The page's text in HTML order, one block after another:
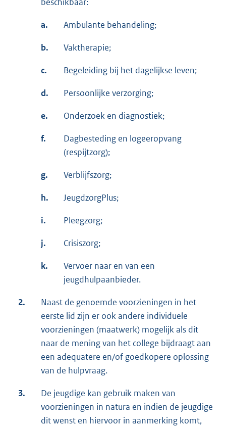
beschikbaar:
a. Ambulante behandeling;
b. Vaktherapie;
c. Begeleiding bij het dagelijkse leven;
d. Persoonlijke verzorging;
e. Onderzoek en diagnostiek;
f.
Dagbesteding en logeeropvang
(respijtzorg);
g. Verblijfszorg;
h. JeugdzorgPlus;
i. Pleegzorg;
j. Crisiszorg;
k.
Vervoer naar en van een
jeugdhulpaanbieder.
2.
Naast de genoemde voorzieningen in het
eerste lid zijn er ook andere individuele
voorzieningen (maatwerk) mogelijk als dit
naar de mening van het college bijdraagt aan
een adequatere en/of goedkopere oplossing
van de hulpvraag.
3.
De jeugdige kan gebruik maken van
voorzieningen in natura en indien de jeugdige
dit wenst en hiervoor in aanmerking komt,